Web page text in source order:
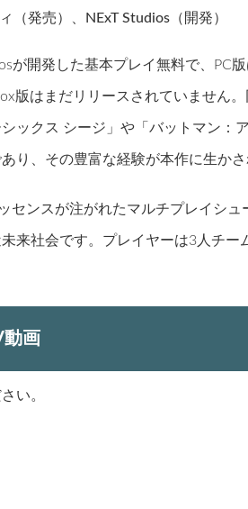
（発売）、NExT Studios（開発）
が開発した基本プレイ無料で、PC
版はまだリリースされていません
ックス シージ」や「バットマン：
り、その豊富な経験が本作に生かさ
センスが注がれたマルチプレイシ
来社会です。プレイヤーは3人チー
動画
い。